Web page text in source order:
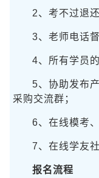
2、考不过退
3、老师电话
4、所有学员
5、协助发布
采购交流群；
6、在线模考
7、在线学友
报名流程